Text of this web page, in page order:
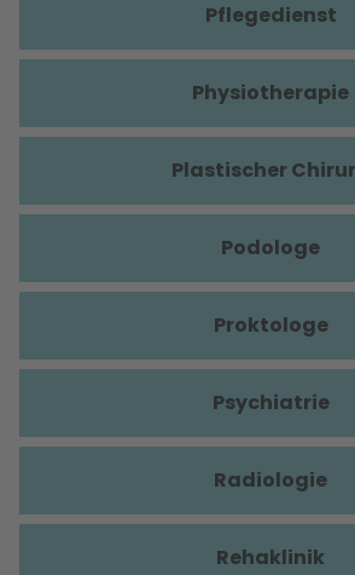
Pflegedienst
Physiotherapie
Plastischer
Podologe
Proktologe
Psychiatrie
Radiologie
Rehaklinik